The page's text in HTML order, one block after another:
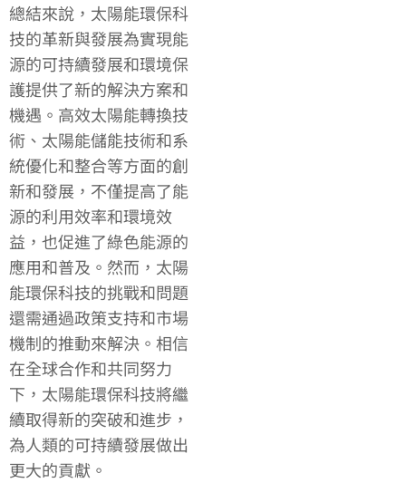
總結來說，太陽能環保科
技的革新與發展為實現能
源的可持續發展和環境保
護提供了新的解決方案和
機遇。高效太陽能轉換技
術、太陽能儲能技術和系
統優化和整合等方面的創
新和發展，不僅提高了能
源的利用效率和環境效
益，也促進了綠色能源的
應用和普及。然而，太陽
能環保科技的挑戰和問題
還需通過政策支持和市場
機制的推動來解決。相信
在全球合作和共同努力
下，太陽能環保科技將繼
續取得新的突破和進步，
為人類的可持續發展做出
更大的貢獻。